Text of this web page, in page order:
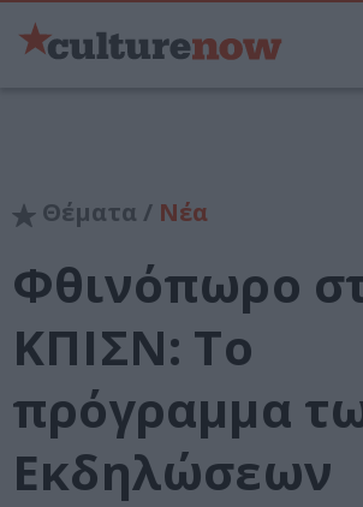
Θέματα / Νέα
Φθινόπωρο
ΚΠΙΣΝ: Το
πρόγραμμα
Εκδηλώσεων